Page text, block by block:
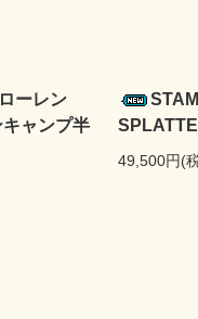
ーレン
ャンプ半
49,500円(